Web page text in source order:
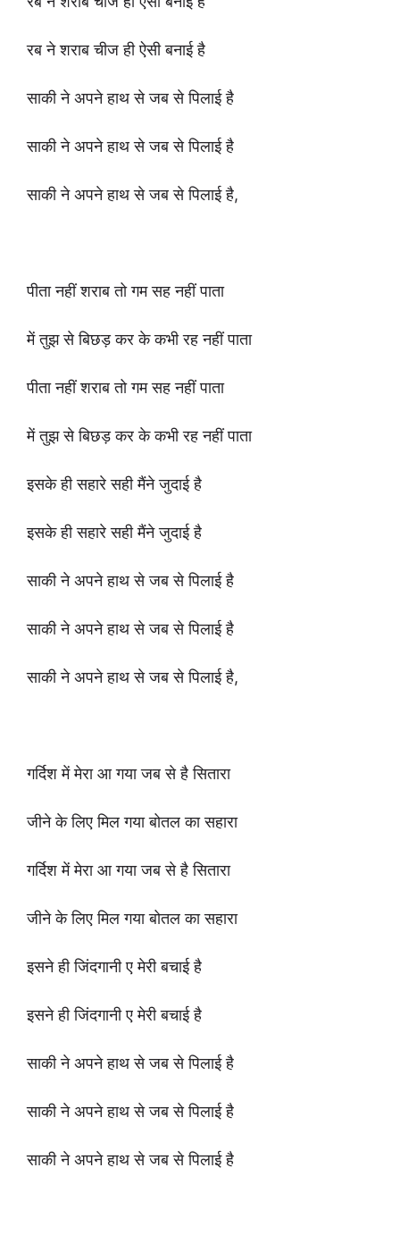
रब ने शराब चीज ही ऐसी बनाई है
साकी ने अपने हाथ से जब से पिलाई है
साकी ने अपने हाथ से जब से पिलाई है
साकी ने अपने हाथ से जब से पिलाई है,
पीता नहीं शराब तो गम सह नहीं पाता
में तुझ से बिछड़ कर के कभी रह नहीं पाता
पीता नहीं शराब तो गम सह नहीं पाता
में तुझ से बिछड़ कर के कभी रह नहीं पाता
इसके ही सहारे सही मैंने जुदाई है
इसके ही सहारे सही मैंने जुदाई है
साकी ने अपने हाथ से जब से पिलाई है
साकी ने अपने हाथ से जब से पिलाई है
साकी ने अपने हाथ से जब से पिलाई है,
गर्दिश में मेरा आ गया जब से है सितारा
जीने के लिए मिल गया बोतल का सहारा
गर्दिश में मेरा आ गया जब से है सितारा
जीने के लिए मिल गया बोतल का सहारा
इसने ही जिंदगानी ए मेरी बचाई है
इसने ही जिंदगानी ए मेरी बचाई है
साकी ने अपने हाथ से जब से पिलाई है
साकी ने अपने हाथ से जब से पिलाई है
साकी ने अपने हाथ से जब से पिलाई है